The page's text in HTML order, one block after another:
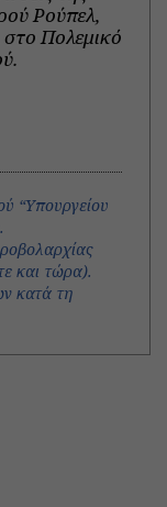
Ρούπελ,
Πολεμικό
“Υπουργείου
και τώρα).
κατά τη